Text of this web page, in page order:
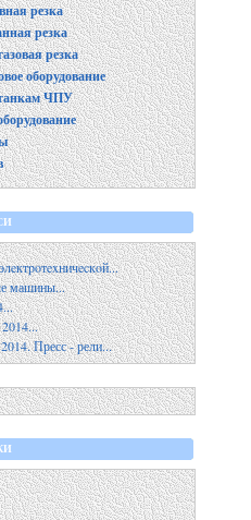
резка
резка
резка
оборудование
ЧПУ
машины...
Пресс - рели...